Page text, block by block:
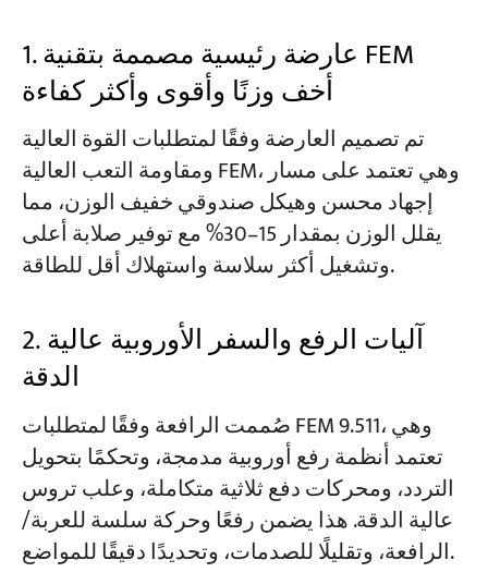
1. عارضة رئيسية مصممة بتقنية FEM
أخف وزنًا وأقوى وأكثر كفاءة
تم تصميم العارضة وفقًا لمتطلبات القوة العالية
ومقاومة التعب العالية FEM، وهي تعتمد على مسار
إجهاد محسن وهيكل صندوقي خفيف الوزن، مما
يقلل الوزن بمقدار 15–30% مع توفير صلابة أعلى
وتشغيل أكثر سلاسة واستهلاك أقل للطاقة.
2. آليات الرفع والسفر الأوروبية عالية
الدقة
صُممت الرافعة وفقًا لمتطلبات FEM 9.511، وهي
تعتمد أنظمة رفع أوروبية مدمجة، وتحكمًا بتحويل
التردد، ومحركات دفع ثلاثية متكاملة، وعلب تروس
عالية الدقة. هذا يضمن رفعًا وحركة سلسة للعربة/
الرافعة، وتقليلًا للصدمات، وتحديدًا دقيقًا للمواضع.